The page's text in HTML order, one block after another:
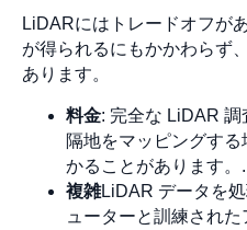
LiDARにはトレードオフが
が得られるにもかかわらず
あります。
料金: 完全な LiDAR
隔地をマッピングす
かることがあります。.
複雑LiDAR データを
ューターと訓練され